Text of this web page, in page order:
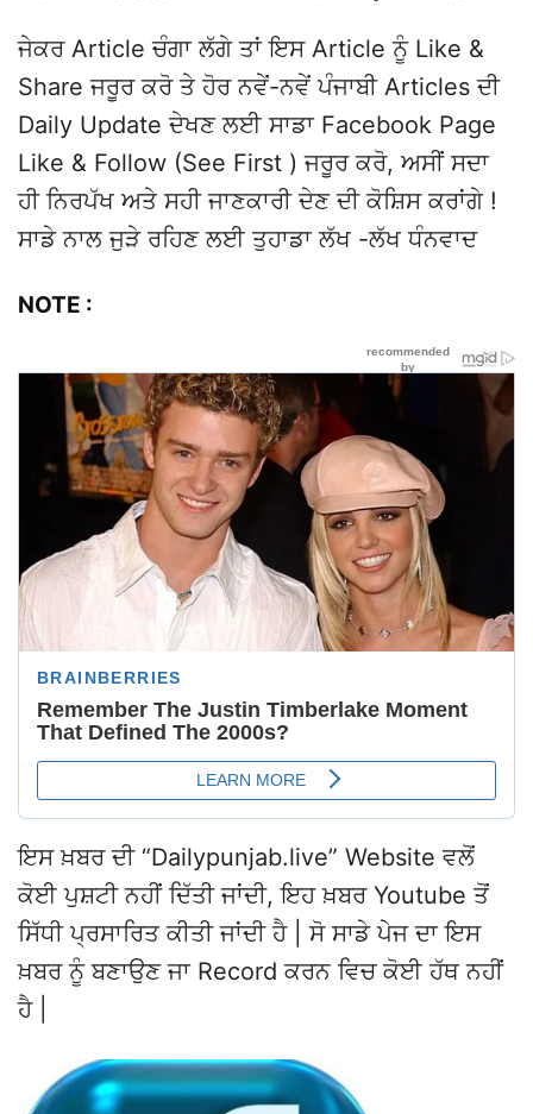
ਜੇਕਰ Article ਚੰਗਾ ਲੱਗੇ ਤਾਂ ਇਸ Article ਨੂੰ Like &
Share ਜਰੂਰ ਕਰੋ ਤੇ ਹੋਰ ਨਵੇਂ-ਨਵੇਂ ਪੰਜਾਬੀ Articles ਦੀ
Daily Update ਦੇਖਣ ਲਈ ਸਾਡਾ Facebook Page
Like & Follow (See First ) ਜਰੂਰ ਕਰੋ, ਅਸੀਂ ਸਦਾ
ਹੀ ਨਿਰਪੱਖ ਅਤੇ ਸਹੀ ਜਾਣਕਾਰੀ ਦੇਣ ਦੀ ਕੋਸ਼ਿਸ ਕਰਾਂਗੇ !
ਸਾਡੇ ਨਾਲ ਜੁੜੇ ਰਹਿਣ ਲਈ ਤੁਹਾਡਾ ਲੱਖ -ਲੱਖ ਧੰਨਵਾਦ
NOTE :
ਇਸ ਖ਼ਬਰ ਦੀ “Dailypunjab.live” Website ਵਲੋਂ
ਕੋਈ ਪੁਸ਼ਟੀ ਨਹੀਂ ਦਿੱਤੀ ਜਾਂਦੀ, ਇਹ ਖ਼ਬਰ Youtube ਤੋਂ
ਸਿੱਧੀ ਪ੍ਰਸਾਰਿਤ ਕੀਤੀ ਜਾਂਦੀ ਹੈ | ਸੋ ਸਾਡੇ ਪੇਜ ਦਾ ਇਸ
ਖ਼ਬਰ ਨੂੰ ਬਣਾਉਣ ਜਾ Record ਕਰਨ ਵਿਚ ਕੋਈ ਹੱਥ ਨਹੀਂ
ਹੈ |